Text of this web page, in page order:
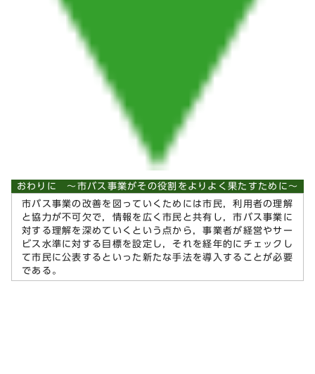
おわりに ～市バス事業がその役割をよりよく果たすために～
市バス事業の改善を図っていくためには市民，利用者の理解
と協力が不可欠で，情報を広く市民と共有し，市バス事業に
対する理解を深めていくという点から，事業者が経営やサー
ビス水準に対する目標を設定し，それを経年的にチェックし
て市民に公表するといった新たな手法を導入することが必要
である。